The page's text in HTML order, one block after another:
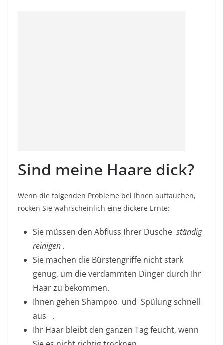
Sind meine Haare dick?
Wenn die folgenden Probleme bei Ihnen auftauchen,
rocken Sie wahrscheinlich eine dickere Ernte:
Sie müssen den Abfluss Ihrer Dusche ständig
reinigen.
Sie machen die Bürstengriffe nicht stark
genug, um die verdammten Dinger durch Ihr
Haar zu bekommen.
Ihnen gehen Shampoo und Spülung schnell
aus
.
Ihr Haar bleibt den ganzen Tag feucht, wenn